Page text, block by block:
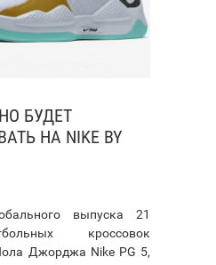
БУДЕТ
НА NIKE BY
выпуска 21
кроссовок
Джорджа Nike PG 5,